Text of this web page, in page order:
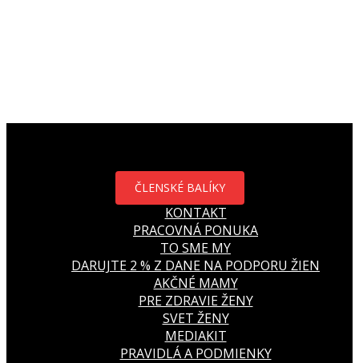
ČLENSKÉ BALÍKY
KONTAKT
PRACOVNÁ PONUKA
TO SME MY
DARUJTE 2 % Z DANE NA PODPORU ŽIEN
AKČNÉ MAMY
PRE ZDRAVIE ŽENY
SVET ŽENY
MEDIAKIT
PRAVIDLÁ A PODMIENKY